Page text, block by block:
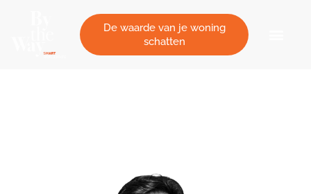
De waarde van je woning
schatten